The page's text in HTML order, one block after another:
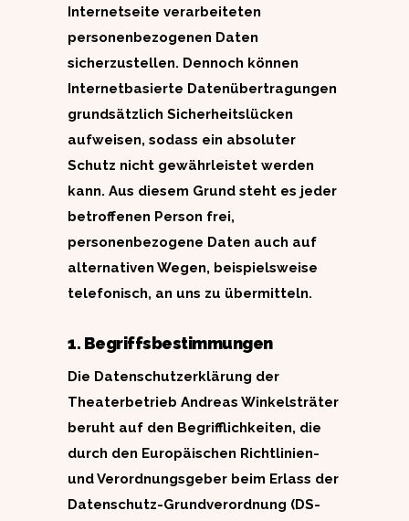
Internetseite verarbeiteten
personenbezogenen Daten
sicherzustellen. Dennoch können
Internetbasierte Datenübertragungen
grundsätzlich Sicherheitslücken
aufweisen, sodass ein absoluter
Schutz nicht gewährleistet werden
kann. Aus diesem Grund steht es jeder
betroffenen Person frei,
personenbezogene Daten auch auf
alternativen Wegen, beispielsweise
telefonisch, an uns zu übermitteln.
1. Begriffsbestimmungen
Die Datenschutzerklärung der
Theaterbetrieb Andreas Winkelsträter
beruht auf den Begrifflichkeiten, die
durch den Europäischen Richtlinien-
und Verordnungsgeber beim Erlass der
Datenschutz-Grundverordnung (DS-